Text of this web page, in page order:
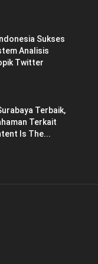
Sukses
Analisis
Twitter
Terbaik,
Terkait
Is The...